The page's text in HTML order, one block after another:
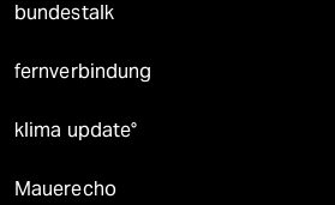
bundestalk
fernverbindung
klima update°
Mauerecho